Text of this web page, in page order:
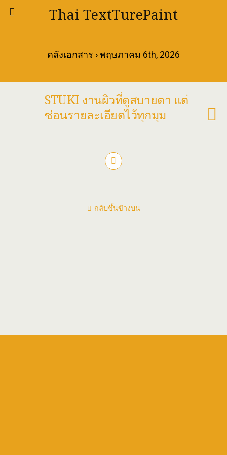
Thai TextTurePaint
คลังเอกสาร › พฤษภาคม 6th, 2026
STUKI งานผิวที่ดูสบายตา แต่
ซ่อนรายละเอียดไว้ทุกมุม
กลับขึ้นข้างบน